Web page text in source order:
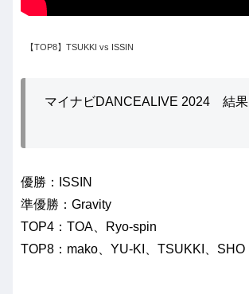
【TOP8】TSUKKI vs ISSIN
マイナビDANCEALIVE 2024 結果
優勝：ISSIN
準優勝：Gravity
TOP4：TOA、Ryo-spin
TOP8：mako、YU-KI、TSUKKI、SHO